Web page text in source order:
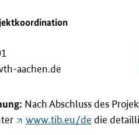
aachen.de
Nach Abschluss des
www.tib.eu/de die